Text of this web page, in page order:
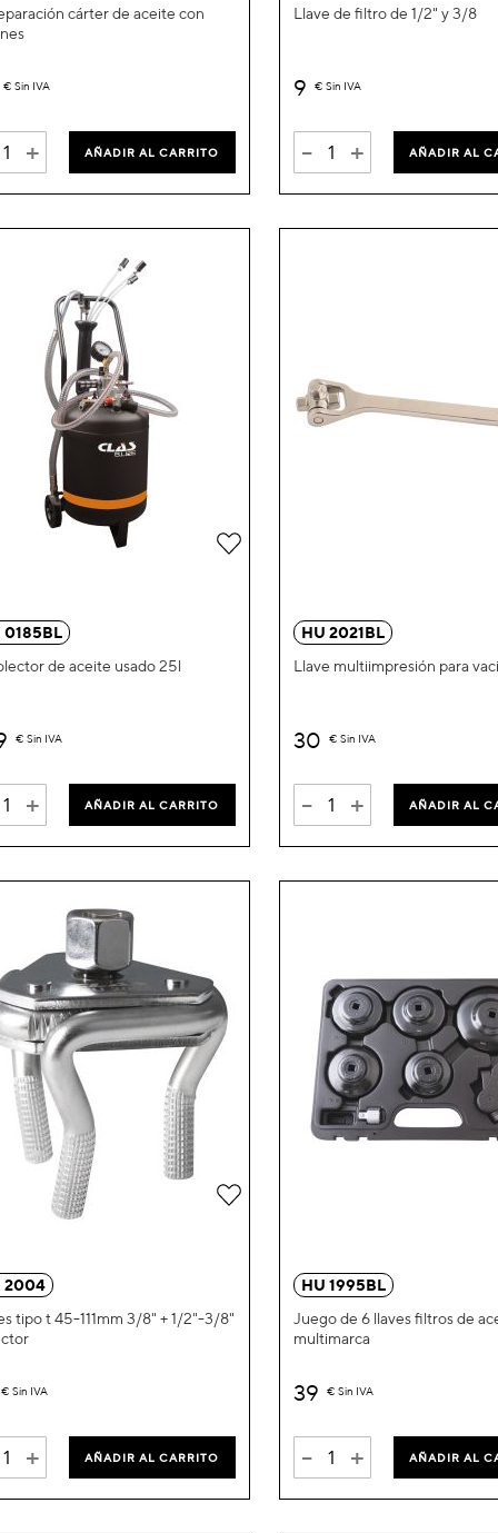
cárter de aceite con
€ Sin IVA
+ AÑADIR AL CARRITO
Llave de filtro de 1/2" y 3/8
9 € Sin IVA
- + AÑADIR AL
0185BL
de aceite usado 25l
€ Sin IVA
+ AÑADIR AL CARRITO
Añadir
HU 2021BL
Llave multiimpresión para
30 € Sin IVA
- + AÑADIR AL
2004
tipo t 45-111mm 3/8" + 1/2"-3/8"
€ Sin IVA
+ AÑADIR AL CARRITO
Añadir
HU 1995BL
Juego de 6 llaves filtros de
multimarca
39 € Sin IVA
- + AÑADIR AL